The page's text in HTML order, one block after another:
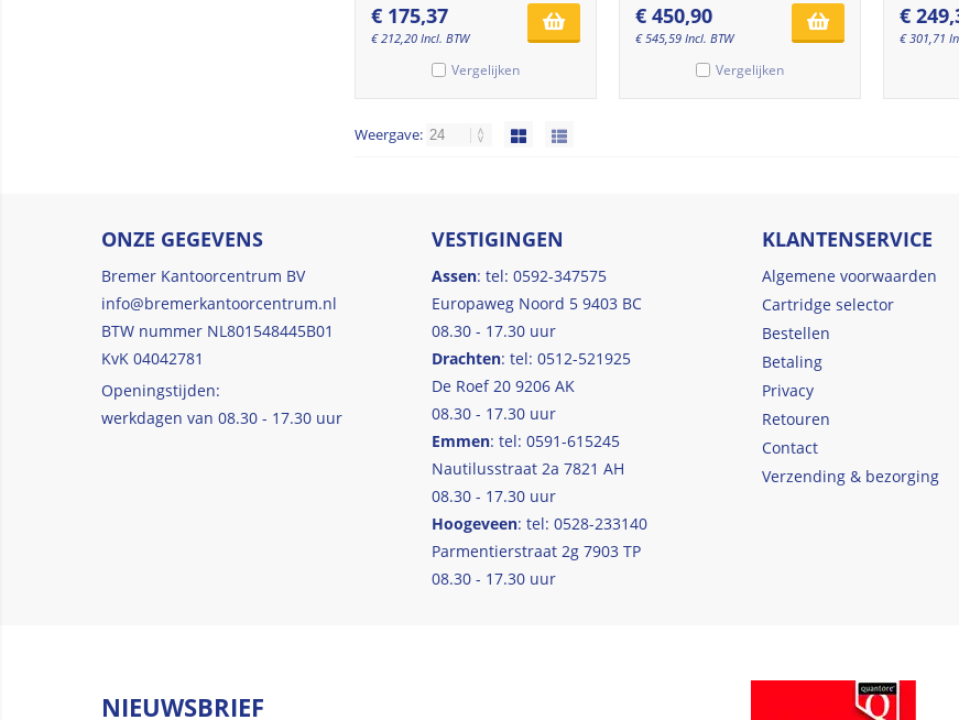
€ 175,37
€212,20 Incl. BTW
Vergelijken
€ 450,90
€ 545,59 Incl. BTW
Vergelijken
€
€301,71
Weergave:
ONZE GEGEVENS
Bremer Kantoorcentrum BV
info@bremerkantoorcentrum.nl
BTW nummer NL801548445B01
KvK 04042781
Openingstijden:
werkdagen van 08.30 - 17.30 uur
VESTIGINGEN
Assen: tel: 0592-347575
Europaweg Noord 5 9403 BC
08.30 - 17.30 uur
Drachten: tel: 0512-521925
De Roef 20 9206 AK
08.30 - 17.30 uur
Emmen: tel: 0591-615245
Nautilusstraat 2a 7821 AH
08.30 - 17.30 uur
Hoogeveen: tel: 0528-233140
Parmentierstraat 2g 7903 TP
08.30 - 17.30 uur
KLANTENSERVICE
Algemene voorwaarden
Cartridge selector
Bestellen
Betaling
Privacy
Retouren
Contact
Verzending & bezorging
NIEUWSBRIEF